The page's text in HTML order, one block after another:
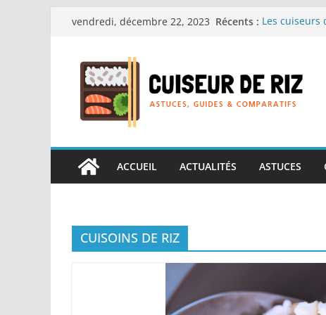
Passervendredi, décembre 22, 2023 Récents : Les cuiseurs
Les cuiseurs
en grande
Les cuiseurs
ACCUEIL
ACTUALITÉS ASTUCES
CUISOINS DE RIZ